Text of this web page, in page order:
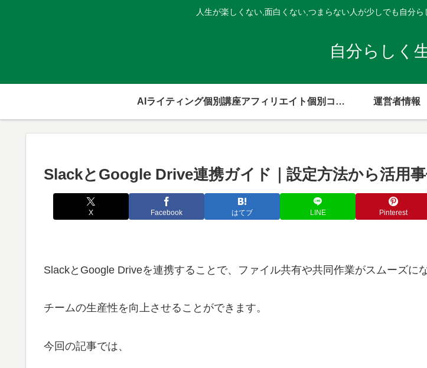
人生が楽しくない,面白くない,つまらない人が少しでも自分
自分らしく
AIライティング個別講座 アフィリエイト個別コンサル 運営者情報
SlackとGoogle Drive連携ガイド｜設定方法から活用
X Facebook はてブ LINE Pinterest
SlackとGoogle Driveを連携することで、ファイル共有や共同作業がスムーズにな
チームの生産性を向上させることができます。
今回の記事では、